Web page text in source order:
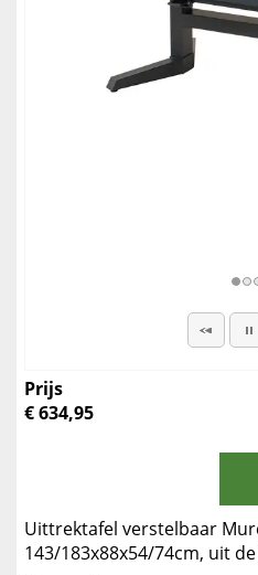
Prijs
€ 634,95
Uittrektafel verstelbaar
143/183x88x54/74cm, uit